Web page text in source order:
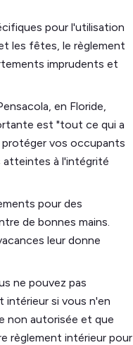
pour l'utilisation
les fêtes, le règlement
imprudents et
en Floride,
est "tout ce qui a
vos occupants
atteintes à l'intégrité
pour des
de bonnes mains.
leur donne
ne pouvez pas
si vous n'en
non autorisée et que
règlement intérieur pour